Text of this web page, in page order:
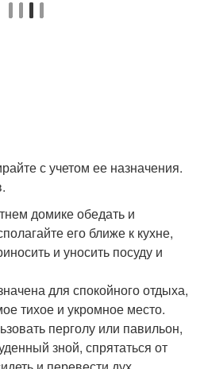
с учетом ее назначения.
домике обедать и
его ближе к кухне,
и уносить посуду и
для спокойного отдыха,
тихое и укромное место.
перголу или павильон,
зной, спрятаться от